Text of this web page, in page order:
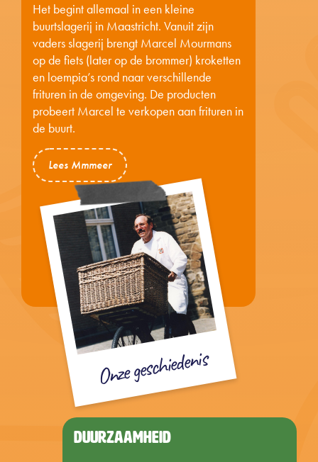
Het begint allemaal in een kleine
buurtslagerij in Maastricht. Vanuit zijn
vaders slagerij brengt Marcel Mourmans
op de fiets (later op de brommer) kroketten
en loempia’s rond naar verschillende
frituren in de omgeving. De producten
probeert Marcel te verkopen aan frituren in
de buurt.
Lees Mmmeer
Onze geschiedenis
DUURZAAMHEID